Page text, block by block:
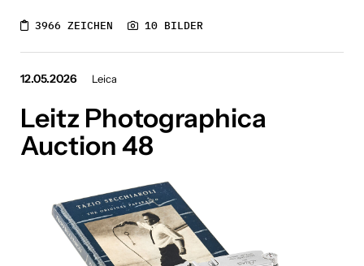
3966 ZEICHEN 10 BILDER
12.05.2026 Leica
Leitz Photographica
Auction 48